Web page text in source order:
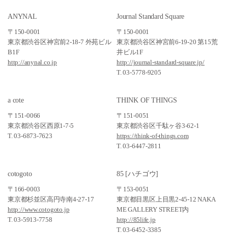
ANYNAL
〒150-0001
東京都渋谷区神宮前2-18-7 外苑ビル
B1F
http://anynal.co.jp
Journal Standard Square
〒150-0001
東京都渋谷区神宮前6-19-20 第15荒
井ビル1F
http://journal-standard-square.jp/
T. 03-5778-9205
a cote
〒151-0066
東京都渋谷区西原1-7-5
T. 03-6873-7623
THINK OF THINGS
〒151-0051
東京都渋谷区千駄ヶ谷3-62-1
https://think-of-things.com
T. 03-6447-2811
cotogoto
〒166-0003
東京都杉並区高円寺南4-27-17
http://www.cotogoto.jp
T. 03-5913-7758
85 [ハチゴウ]
〒153-0051
東京都目黒区上目黒2-45-12 NAKA
ME GALLERY STREET内
http://85life.jp
T. 03-6452-3385